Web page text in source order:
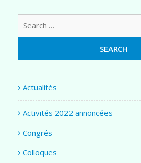
Actualités
Activités 2022 annoncées
Congrés
Colloques